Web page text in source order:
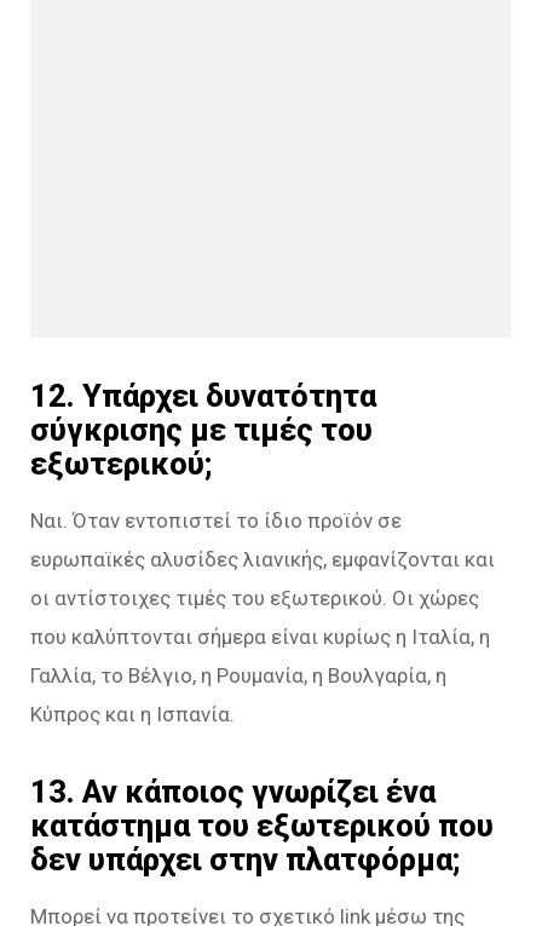
12. Υπάρχει δυνατότητα
σύγκρισης με τιμές του
εξωτερικού;
Ναι. Όταν εντοπιστεί το ίδιο προϊόν σε
ευρωπαϊκές αλυσίδες λιανικής, εμφανίζονται και
οι αντίστοιχες τιμές του εξωτερικού. Οι χώρες
που καλύπτονται σήμερα είναι κυρίως η Ιταλία, η
Γαλλία, το Βέλγιο, η Ρουμανία, η Βουλγαρία, η
Κύπρος και η Ισπανία.
13. Αν κάποιος γνωρίζει ένα
κατάστημα του εξωτερικού που
δεν υπάρχει στην πλατφόρμα;
Μπορεί να προτείνει το σχετικό link μέσω της